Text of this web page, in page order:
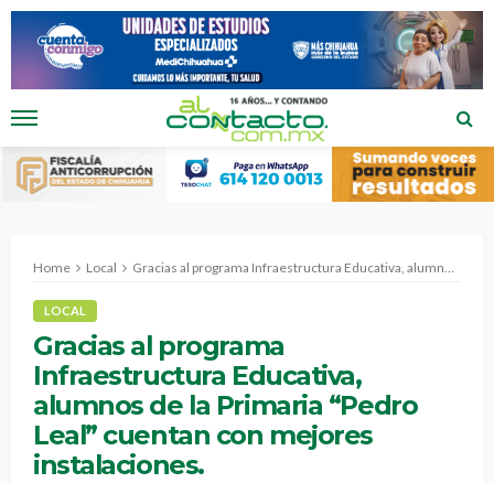
Home Local Gracias al programa Infraestructura Educativa, alumnos de la Primaria “Pedro Leal” cuentan con mejores instalaciones.
LOCAL
Gracias al programa
Infraestructura Educativa,
alumnos de la Primaria “Pedro
Leal” cuentan con mejores
instalaciones.